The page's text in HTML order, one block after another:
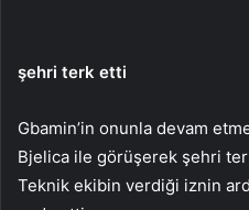
şehri terk etti
Gbamin’in onunla devam
Bjelica ile görüşerek şehri
Teknik ekibin verdiği iznin